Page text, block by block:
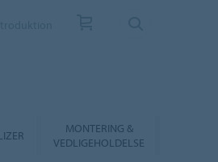
MONTERING &
VEDLIGEHOLDELSE